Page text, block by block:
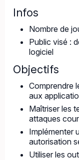
Infos
Nombre de
Public visé :
logiciel
Objectifs
Comprendre
aux
Maîtriser les
attaques
Implémenter
autorisation
Utiliser les